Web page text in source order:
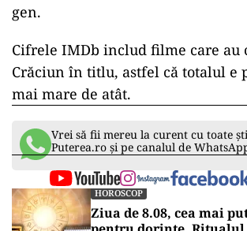
gen.
Cifrele IMDb includ filme care au
Crăciun în titlu, astfel că totalul e
mai mare de atât.
Vrei să fii mereu la curent cu toate
Puterea.ro și pe canalul de
HOROSCOP
Ziua de 8.08, cea mai